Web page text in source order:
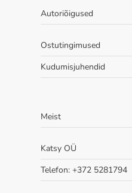
Autoriõigused
Ostutingimused
Kudumisjuhendid
Meist
Katsy OÜ
Telefon: +372 5281794